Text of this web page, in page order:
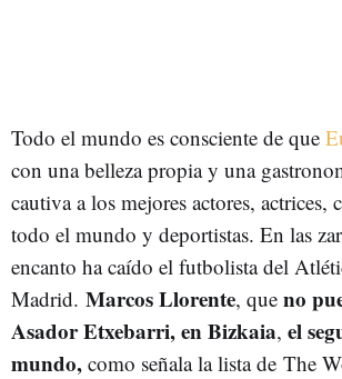
Todo el mundo es consciente de que
con una belleza propia y una
cautiva a los mejores actores, actrices,
todo el mundo y deportistas. En las
encanto ha caído el futbolista del
Madrid. Marcos Llorente, que no
Asador Etxebarri, en Bizkaia, el
mundo, como señala la lista de The